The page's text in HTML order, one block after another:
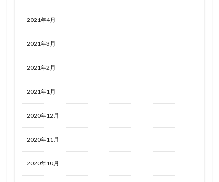
2021年4月
2021年3月
2021年2月
2021年1月
2020年12月
2020年11月
2020年10月